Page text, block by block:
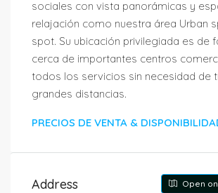
sociales con vista panorámicas y
relajación como nuestra área Urban
spot. Su ubicación privilegiada es de
cerca de importantes centros
todos los servicios sin necesidad de
grandes distancias.
PRECIOS DE VENTA &
Address Open